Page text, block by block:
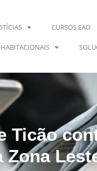
CURSOS EAD
Ticão